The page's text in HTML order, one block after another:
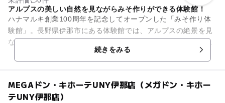
アルプスの美しい自然を見ながらみそ作りができる体験館！
ハナマルキ創業100周年を記念してオープンした「みそ作り体
験館」。長野県伊那市にある体験館では、アルプスの絶景を見
ながらみそ作りを体験することができます。みその知識を大型
スクリーンで学び、伊那工...続きをみる
MEGAドン・キホーテUNY伊那店（メガドン・キホー
テUNY伊那店）